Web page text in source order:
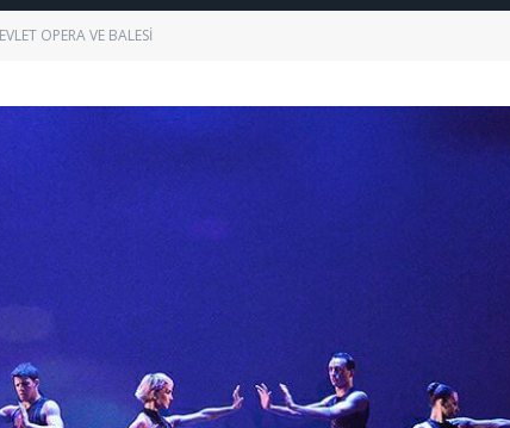
OPERA VE BALESİ